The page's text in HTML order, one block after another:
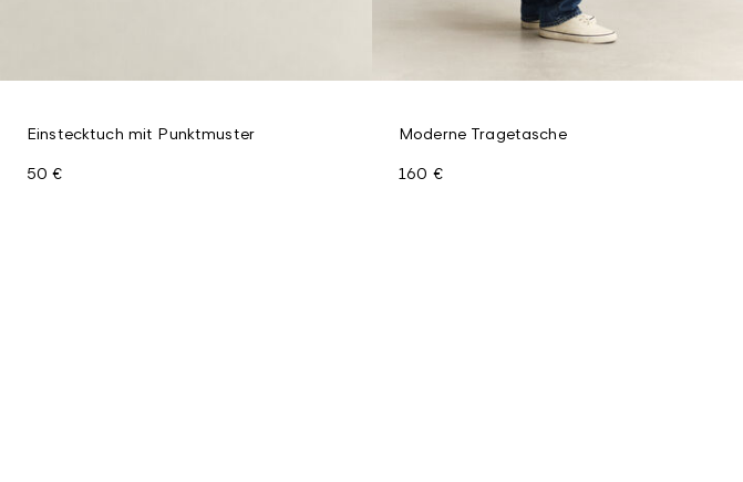
Einstecktuch mit Punktmuster
50 €
Moderne Tragetasche
160 €